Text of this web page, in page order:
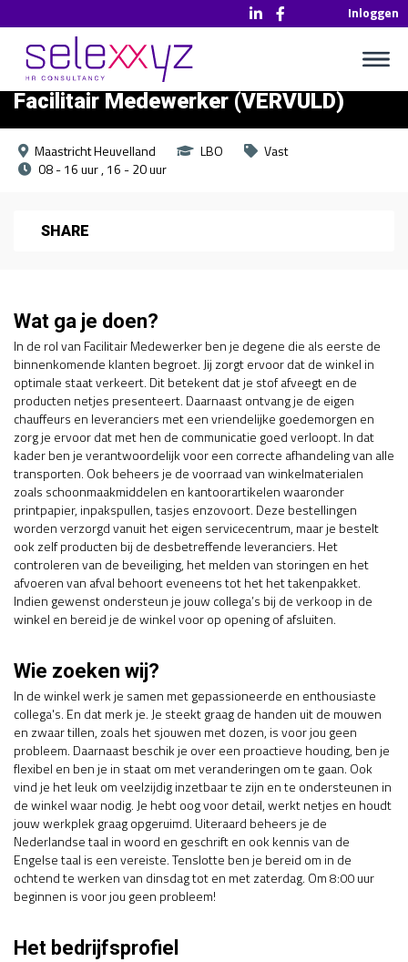
Inloggen
Facilitair Medewerker (VERVULD)
Maastricht Heuvelland LBO
Vast
08 - 16 uur 16 - 20 uur
SHARE
Wat ga je doen?
In de rol van Facilitair Medewerker ben je degene die als eerste de
binnenkomende klanten begroet. Jij zorgt ervoor dat de winkel in
optimale staat verkeert. Dit betekent dat je stof afveegt en de
producten netjes presenteert. Daarnaast ontvang je de eigen
chauffeurs en leveranciers met een vriendelijke goedemorgen en
zorg je ervoor dat met hen de communicatie goed verloopt. In dat
kader ben je verantwoordelijk voor een correcte afhandeling van alle
transporten. Ook beheers je de voorraad van winkelmaterialen
zoals schoonmaakmiddelen en kantoorartikelen waaronder
printpapier, inpakspullen, tasjes enzovoort. Deze bestellingen
worden verzorgd vanuit het eigen servicecentrum, maar je bestelt
ook zelf producten bij de desbetreffende leveranciers. Het
controleren van de beveiliging, het melden van storingen en het
afvoeren van afval behoort eveneens tot het het takenpakket.
Indien gewenst ondersteun je jouw collega’s bij de verkoop in de
winkel en bereid je de winkel voor op opening of afsluiten.
Wie zoeken wij?
In de winkel werk je samen met gepassioneerde en enthousiaste
collega's. En dat merk je. Je steekt graag de handen uit de mouwen
en zwaar tillen, zoals het sjouwen met dozen, is voor jou geen
probleem. Daarnaast beschik je over een proactieve houding, ben je
flexibel en ben je in staat om met veranderingen om te gaan. Ook
vind je het leuk om veelzijdig inzetbaar te zijn en te ondersteunen in
de winkel waar nodig. Je hebt oog voor detail, werkt netjes en houdt
jouw werkplek graag opgeruimd. Uiteraard beheers je de
Nederlandse taal in woord en geschrift en ook kennis van de
Engelse taal is een vereiste. Tenslotte ben je bereid om in de
ochtend te werken van dinsdag tot en met zaterdag. Om 8:00 uur
beginnen is voor jou geen probleem!
Het bedrijfsprofiel